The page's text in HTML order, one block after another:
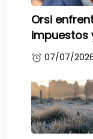
Orsi
impuestos
07/07/